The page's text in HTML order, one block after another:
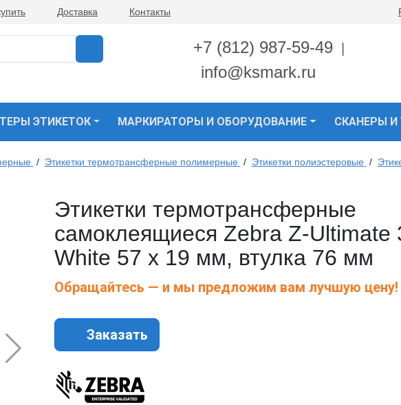
Доставка Контакты
+7 (812) 987-59-49
info@ksmark.ru
ЭТИКЕТОК МАРКИРАТОРЫ И ОБОРУДОВАНИЕ СКАНЕРЫ И
/ Этикетки термотрансферные полимерные / Этикетки полиэстеровые /
Этикетки термотрансферные
самоклеящиеся Zebra Z-Ultimate
White 57 x 19 мм, втулка 76 мм
Обращайтесь — и мы предложим вам лучшую цену!
Заказать